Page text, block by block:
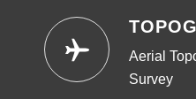
Aerial
Survey